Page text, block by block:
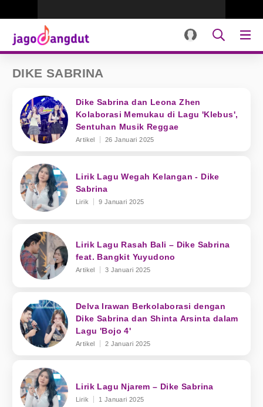
DIKE SABRINA
Dike Sabrina dan Leona Zhen
Kolaborasi Memukau di Lagu 'Klebus',
Sentuhan Musik Reggae
Artikel 26 Januari 2025
Lirik Lagu Wegah Kelangan - Dike
Sabrina
Lirik 9 Januari 2025
Lirik Lagu Rasah Bali – Dike Sabrina
feat. Bangkit Yuyudono
Artikel 3 Januari 2025
Delva Irawan Berkolaborasi dengan
Dike Sabrina dan Shinta Arsinta dalam
Lagu 'Bojo 4'
Artikel 2 Januari 2025
Lirik Lagu Njarem – Dike Sabrina
Lirik 1 Januari 2025